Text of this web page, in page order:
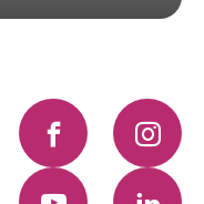
Facebook
YouTube